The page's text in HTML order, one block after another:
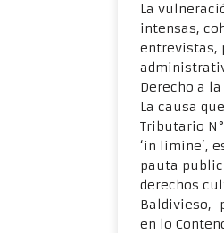
La
intensas,
entrevistas,
Derecho a
La causa
Tributario
‘in limine’,
pauta
derechos
Baldivieso,
en lo